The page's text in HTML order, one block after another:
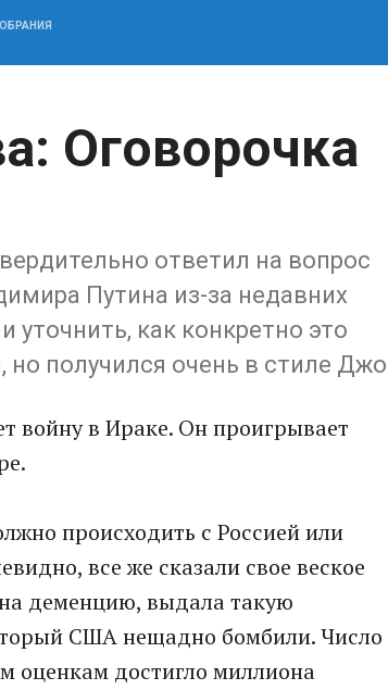
Оговорочка
ответил на вопрос
Путина из-за недавних
как конкретно это
получился очень в стиле Джо
войну в Ираке. Он проигрывает
происходить с Россией или
все же сказали свое веское
деменцию, выдала такую
США нещадно бомбили. Число
оценкам достигло миллиона